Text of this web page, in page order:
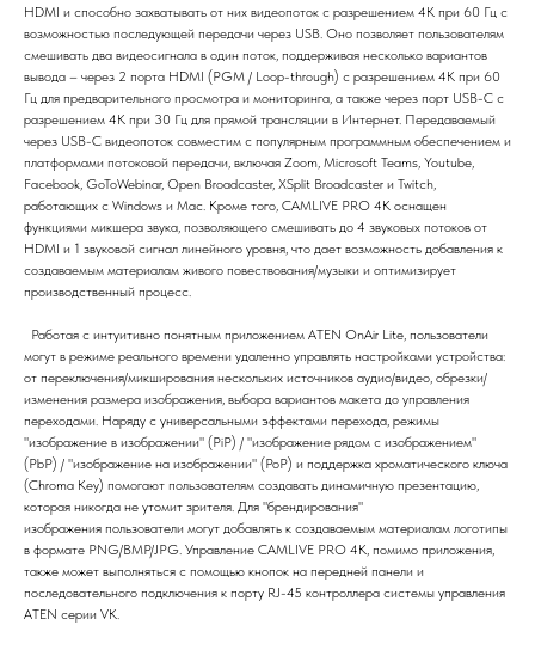
HDMI и способно захватывать от них видеопоток с разрешением 4K при 60 Гц с
возможностью последующей передачи через USB. Оно позволяет пользователям
смешивать два видеосигнала в один поток, поддерживая несколько вариантов
вывода – через 2 порта HDMI (PGM / Loop-through) с разрешением 4K при 60
Гц для предварительного просмотра и мониторинга, а также через порт USB-C с
разрешением 4K при 30 Гц для прямой трансляции в Интернет. Передаваемый
через USB-C видеопоток совместим с популярным программным обеспечением и
платформами потоковой передачи, включая Zoom, Microsoft Teams, Youtube,
Facebook, GoToWebinar, Open Broadcaster, XSplit Broadcaster и Twitch,
работающих с Windows и Mac. Кроме того, CAMLIVE PRO 4K оснащен
функциями микшера звука, позволяющего смешивать до 4 звуковых потоков от
HDMI и 1 звуковой сигнал линейного уровня, что дает возможность добавления к
создаваемым материалам живого повествования/музыки и оптимизирует
производственный процесс.
Работая с интуитивно понятным приложением ATEN OnAir Lite, пользователи
могут в режиме реального времени удаленно управлять настройками устройства:
от переключения/микширования нескольких источников аудио/видео, обрезки/
изменения размера изображения, выбора вариантов макета до управления
переходами. Наряду с универсальными эффектами перехода, режимы
"изображение в изображении" (PiP) / "изображение рядом с изображением"
(PbP) / "изображение на изображении" (PoP) и поддержка хроматического ключа
(Chroma Key) помогают пользователям создавать динамичную презентацию,
которая никогда не утомит зрителя. Для "брендирования"
изображения пользователи могут добавлять к создаваемым материалам логотипы
в формате PNG/BMP/JPG. Управление CAMLIVE PRO 4K, помимо приложения,
также может выполняться с помощью кнопок на передней панели и
последовательного подключения к порту RJ-45 контроллера системы управления
ATEN серии VK.